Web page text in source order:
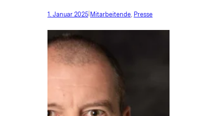
1. Januar 2025 Mitarbeitende, Presse